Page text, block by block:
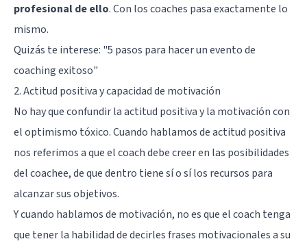
profesional de ello. Con los coaches pasa exactamente lo
mismo.
Quizás te interese: "5 pasos para hacer un evento de
coaching exitoso"
2. Actitud positiva y capacidad de motivación
No hay que confundir la actitud positiva y la motivación con
el optimismo tóxico. Cuando hablamos de actitud positiva
nos referimos a que el coach debe creer en las posibilidades
del coachee, de que dentro tiene sí o sí los recursos para
alcanzar sus objetivos.
Y cuando hablamos de motivación, no es que el coach tenga
que tener la habilidad de decirles frases motivacionales a su